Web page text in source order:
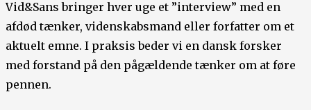
Vid&Sans bringer hver uge et ”interview” med en
afdød tænker, videnskabsmand eller forfatter om et
aktuelt emne. I praksis beder vi en dansk forsker
med forstand på den pågældende tænker om at føre
pennen.